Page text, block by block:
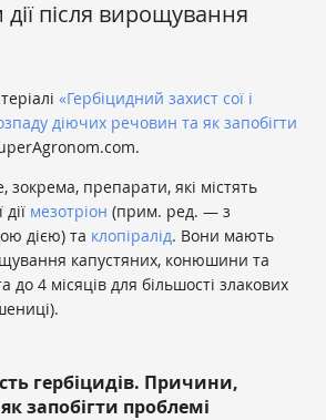
після вирощування
«Гербіцидний захист сої і
діючих речовин та як запобігти
зокрема, препарати, які містять
мезотріон (прим. ред. — з
дією) та клопіралід. Вони мають
капустяних, конюшини та
до 4 місяців для більшості злакових
гербіцидів. Причини,
запобігти проблемі